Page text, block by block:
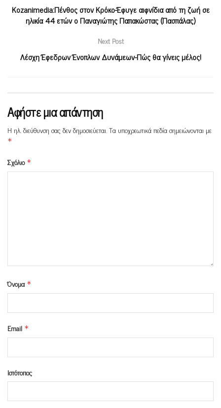
Kozanimedia:Πένθος στον Κρόκο-Έφυγε αιφνίδια από τη ζωή σε
ηλικία 44 ετών ο Παναγιώτης Παπακώστας (Πασπάλας)
Next Post
Λέσχη Έφεδρων Ένοπλων Δυνάμεων-Πώς θα γίνεις μέλος!
Αφήστε μια απάντηση
Η ηλ. διεύθυνση σας δεν δημοσιεύεται.Τα υποχρεωτικά πεδία σημειώνονται με
*
Σχόλιο *
Όνομα *
Email *
Ιστότοπος